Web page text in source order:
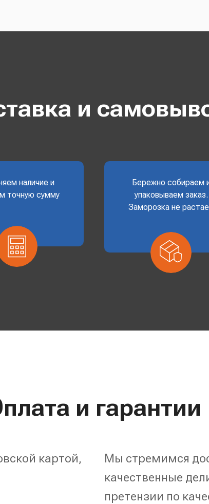
и
наличие и
точную сумму
Бережно собираем
упаковываем заказ.
Заморозка не
и гарантии
картой,
Мы стремимся
качественные
претензии по